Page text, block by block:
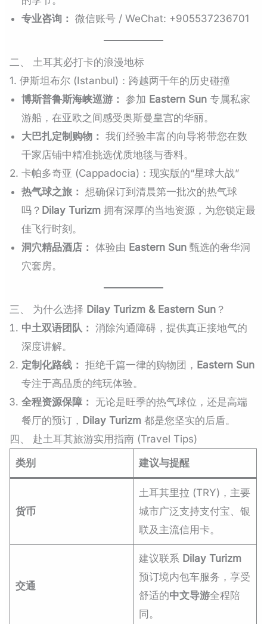
专业咨询： 微信账号 / WeChat: +905537236701
二、 土耳其必打卡的浪漫地标
1. 伊斯坦布尔 (Istanbul)：跨越两千年的历史碰撞
博斯普鲁斯海峡巡游： 参加 Eastern Sun 专属私家
游船，在亚欧之间感受奥斯曼皇宫的华丽。
大巴扎定制购物： 我们经验丰富的向导将带您在数
千家店铺中精准挑选优质地毯与香料。
2. 卡帕多奇亚 (Cappadocia)：现实版的“星球大战”
热气球之旅： 想确保订到清晨第一批次的热气球
吗？ Dilay Turizm 拥有深厚的当地资源，为您锁定最
佳飞行时刻。
洞穴精品酒店： 体验由 Eastern Sun 甄选的奢华洞
穴套房。
三、 为什么选择 Dilay Turizm & Eastern Sun ？
中土双语团队： 消除沟通障碍，提供真正接地气的
深度讲解。
定制化路线： 拒绝千篇一律的购物团， Eastern Sun
专注于高品质的纯玩体验。
全程资源保障：
无论是旺季的热气球位，还是高端
餐厅的预订， Dilay Turizm 都是您坚实的后盾。
四、 赴土耳其旅游实用指南 (Travel Tips)
类别
建议与提醒
货币
土耳其里拉 (TRY)，主要
城市广泛支持支付宝、银
联及主流信用卡。
交通
建议联系 Dilay Turizm
预订境内包车服务，享受
舒适的中文导游全程陪
同。